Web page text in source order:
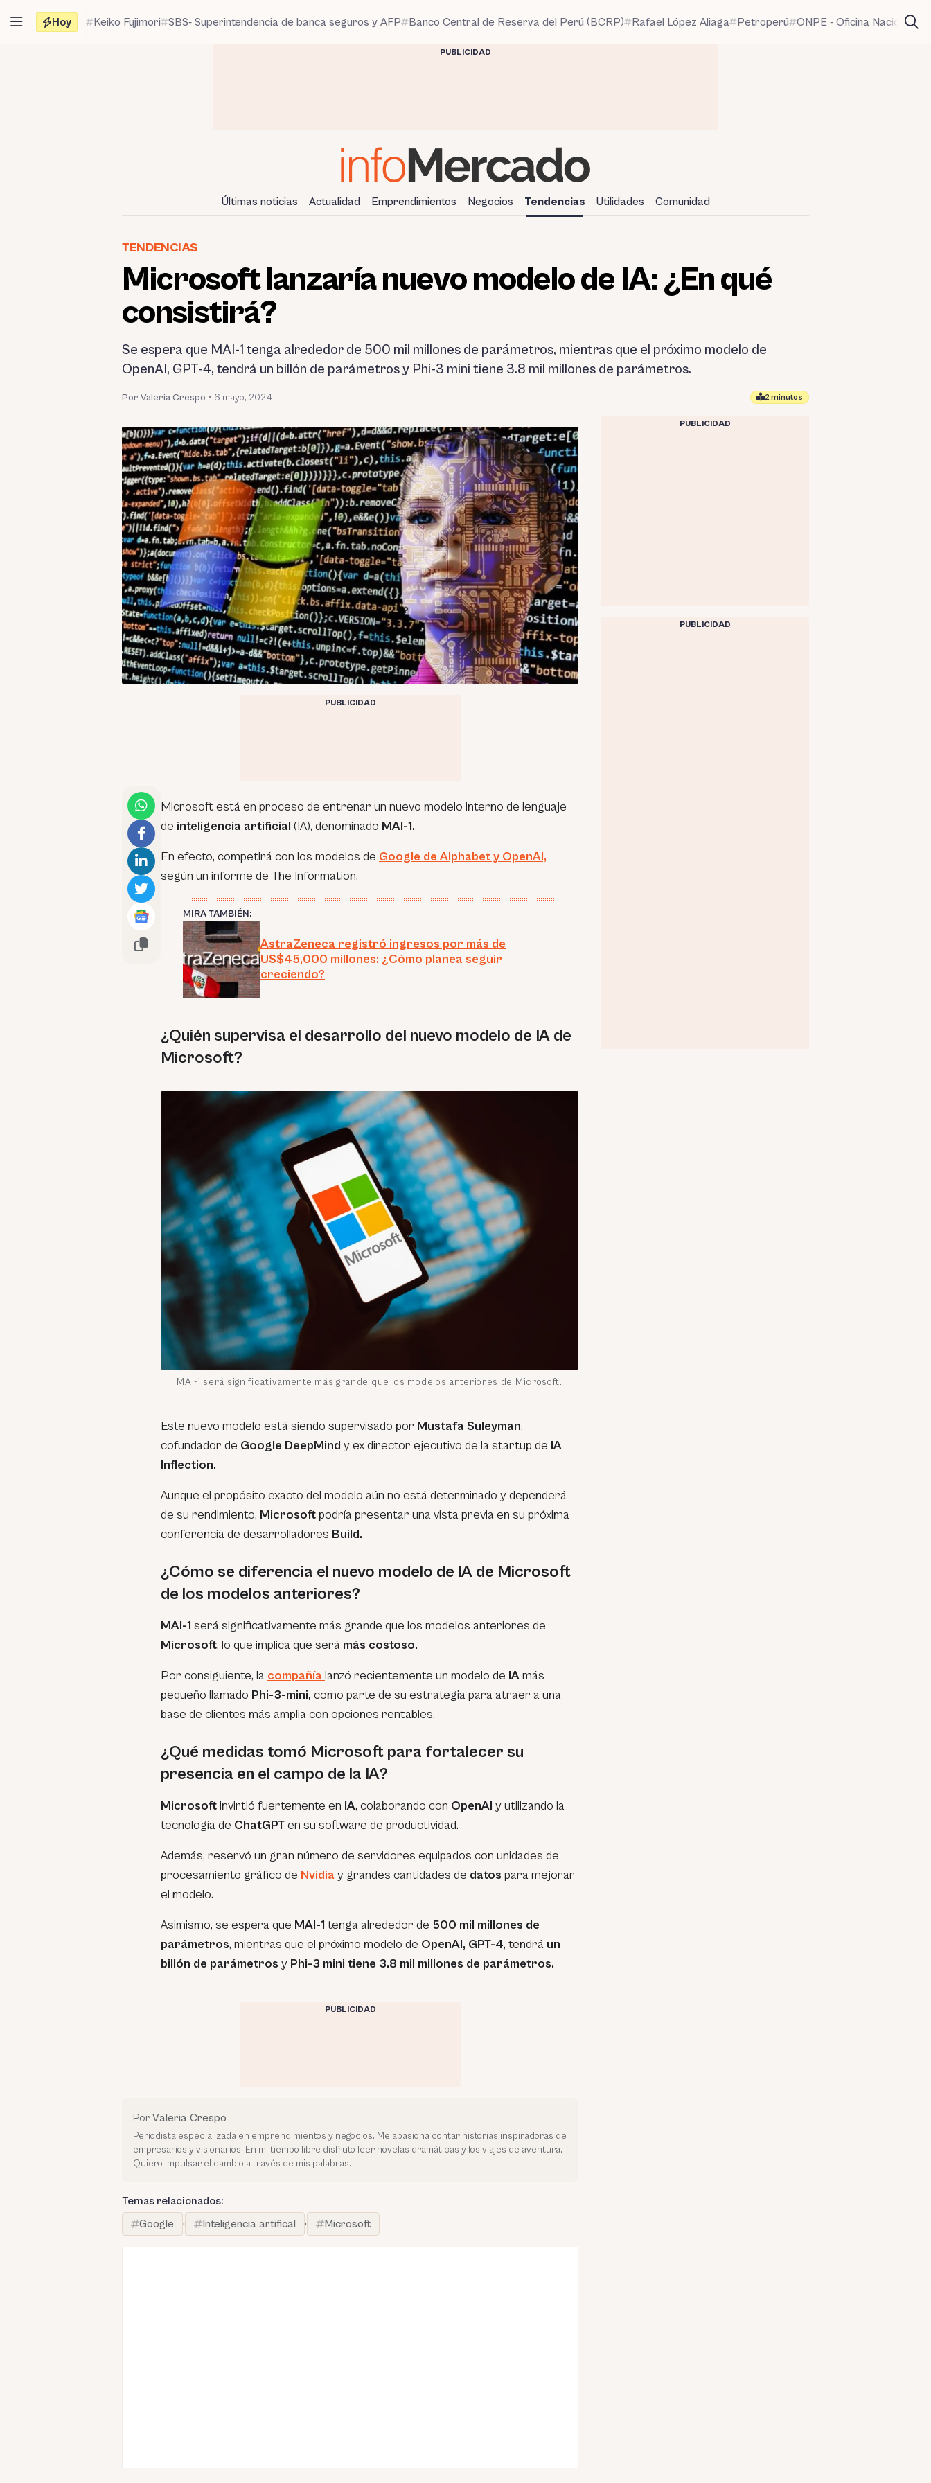
contenido
Hoy Keiko Fujimori SBS- Superintendencia de banca seguros y AFP Banco Central de Reserva del Perú (BCRP) Rafael López Aliaga Petroperú ONPE - Oficina Nacional
PUBLICIDAD
Últimas noticias Actualidad Emprendimientos Negocios Tendencias Utilidades Comunidad
TENDENCIAS
Microsoft lanzaría nuevo modelo de IA: ¿En qué
consistirá?
Se espera que MAI-1 tenga alrededor de 500 mil millones de parámetros, mientras que el próximo modelo de
OpenAI, GPT-4, tendrá un billón de parámetros y Phi-3 mini tiene 3.8 mil millones de parámetros.
Por Valeria Crespo • 6 mayo, 2024 2 minutos
PUBLICIDAD
Microsoft está en proceso de entrenar un nuevo modelo interno de lenguaje
de inteligencia artificial (IA), denominado MAI-1.
En efecto, competirá con los modelos de Google de Alphabet y OpenAI,
según un informe de The Information.
MIRA TAMBIÉN:
AstraZeneca registró ingresos por más de
US$45,000 millones: ¿Cómo planea seguir
creciendo?
¿Quién supervisa el desarrollo del nuevo modelo de IA de
Microsoft?
MAI-1 será significativamente más grande que los modelos anteriores de Microsoft.
Este nuevo modelo está siendo supervisado por Mustafa Suleyman,
cofundador de Google DeepMind y ex director ejecutivo de la startup de IA
Inflection.
Aunque el propósito exacto del modelo aún no está determinado y dependerá
de su rendimiento, Microsoftpodría presentar una vista previa en su próxima
conferencia de desarrolladores Build.
¿Cómo se diferencia el nuevo modelo de IA de Microsoft
de los modelos anteriores?
MAI-1 será significativamente más grande que los modelos anteriores de
Microsoft, lo que implica que será más costoso.
Por consiguiente, la compañía lanzó recientemente un modelo de IAmás
pequeño llamado Phi-3-mini, como parte de su estrategia para atraer a una
base de clientes más amplia con opciones rentables.
¿Qué medidas tomó Microsoft para fortalecer su
presencia en el campo de la IA?
Microsoftinvirtió fuertemente en IA, colaborando con OpenAI y utilizando la
tecnología de ChatGPTen su software de productividad.
Además, reservó un gran número de servidores equipados con unidades de
procesamiento gráfico de Nvidia y grandes cantidades de datos para mejorar
el modelo.
Asimismo, se espera que MAI-1 tenga alrededor de 500 mil millones de
parámetros, mientras que el próximo modelo de OpenAI, GPT-4, tendrá un
billón de parámetros y Phi-3 mini tiene 3.8 mil millones de parámetros.
PUBLICIDAD
Por Valeria Crespo
Periodista especializada en emprendimientos y negocios. Me apasiona contar historias inspiradoras de
empresarios y visionarios. En mi tiempo libre disfruto leer novelas dramáticas y los viajes de aventura.
Quiero impulsar el cambio a través de mis palabras.
Temas relacionados:
Google
· Inteligencia artifical · Microsoft
PUBLICIDAD
PUBLICIDAD